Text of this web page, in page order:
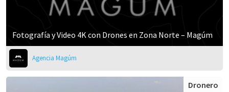
Fotografía y Video 4K con Drones en Zona Norte – Magúm
Agencia Magúm
Dronero